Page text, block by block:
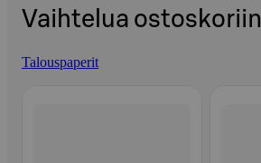
Vaihtelua ostoskoriin
Talouspaperit